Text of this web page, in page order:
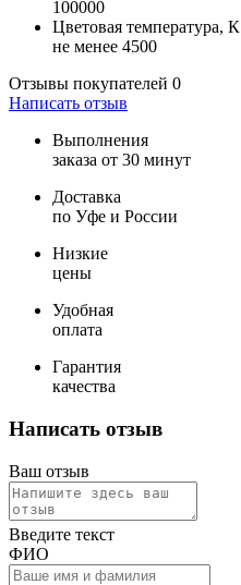
100000
Цветовая температура, К
не менее 4500
Отзывы покупателей 0
Написать отзыв
Выполнения
заказа от 30 минут
Доставка
по Уфе и России
Низкие
цены
Удобная
оплата
Гарантия
качества
Написать отзыв
Ваш отзыв
Введите текст
ФИО